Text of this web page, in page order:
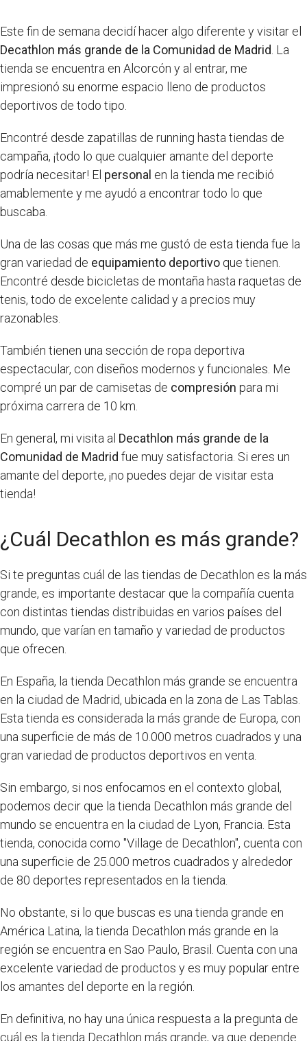
Este fin de semana decidí hacer algo diferente y visitar el
Decathlon más grande de la Comunidad de Madrid . La
tienda se encuentra en Alcorcón y al entrar, me
impresionó su enorme espacio lleno de productos
deportivos de todo tipo.
Encontré desde zapatillas de running hasta tiendas de
campaña, ¡todo lo que cualquier amante del deporte
podría necesitar! El personal en la tienda me recibió
amablemente y me ayudó a encontrar todo lo que
buscaba.
Una de las cosas que más me gustó de esta tienda fue la
gran variedad de equipamiento deportivo que tienen.
Encontré desde bicicletas de montaña hasta raquetas de
tenis, todo de excelente calidad y a precios muy
razonables.
También tienen una sección de ropa deportiva
espectacular, con diseños modernos y funcionales. Me
compré un par de camisetas de compresión para mi
próxima carrera de 10 km.
En general, mi visita al Decathlon más grande de la
Comunidad de Madrid fue muy satisfactoria. Si eres un
amante del deporte, ¡no puedes dejar de visitar esta
tienda!
¿Cuál Decathlon es más grande?
Si te preguntas cuál de las tiendas de Decathlon es la más
grande, es importante destacar que la compañía cuenta
con distintas tiendas distribuidas en varios países del
mundo, que varían en tamaño y variedad de productos
que ofrecen.
En España, la tienda Decathlon más grande se encuentra
en la ciudad de Madrid, ubicada en la zona de Las Tablas.
Esta tienda es considerada la más grande de Europa, con
una superficie de más de 10.000 metros cuadrados y una
gran variedad de productos deportivos en venta.
Sin embargo, si nos enfocamos en el contexto global,
podemos decir que la tienda Decathlon más grande del
mundo se encuentra en la ciudad de Lyon, Francia. Esta
tienda, conocida como "Village de Decathlon", cuenta con
una superficie de 25.000 metros cuadrados y alrededor
de 80 deportes representados en la tienda.
No obstante, si lo que buscas es una tienda grande en
América Latina, la tienda Decathlon más grande en la
región se encuentra en Sao Paulo, Brasil. Cuenta con una
excelente variedad de productos y es muy popular entre
los amantes del deporte en la región.
En definitiva, no hay una única respuesta a la pregunta de
cuál es la tienda Decathlon más grande, ya que depende